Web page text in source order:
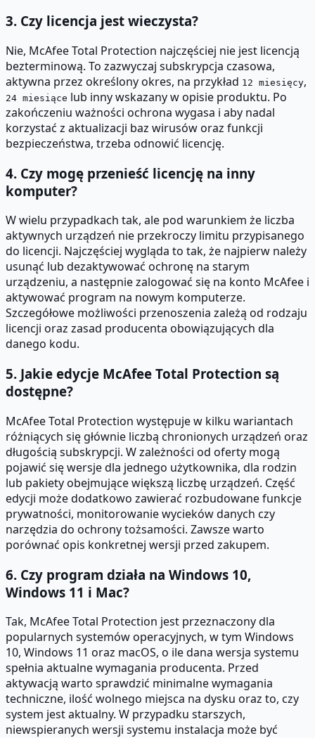
3. Czy licencja jest wieczysta?
Nie, McAfee Total Protection najczęściej nie jest licencją
bezterminową. To zazwyczaj subskrypcja czasowa,
aktywna przez określony okres, na przykład 12 miesięcy,
24 miesiące lub inny wskazany w opisie produktu. Po
zakończeniu ważności ochrona wygasa i aby nadal
korzystać z aktualizacji baz wirusów oraz funkcji
bezpieczeństwa, trzeba odnowić licencję.
4. Czy mogę przenieść licencję na inny
komputer?
W wielu przypadkach tak, ale pod warunkiem że liczba
aktywnych urządzeń nie przekroczy limitu przypisanego
do licencji. Najczęściej wygląda to tak, że najpierw należy
usunąć lub dezaktywować ochronę na starym
urządzeniu, a następnie zalogować się na konto McAfee i
aktywować program na nowym komputerze.
Szczegółowe możliwości przenoszenia zależą od rodzaju
licencji oraz zasad producenta obowiązujących dla
danego kodu.
5. Jakie edycje McAfee Total Protection są
dostępne?
McAfee Total Protection występuje w kilku wariantach
różniących się głównie liczbą chronionych urządzeń oraz
długością subskrypcji. W zależności od oferty mogą
pojawić się wersje dla jednego użytkownika, dla rodzin
lub pakiety obejmujące większą liczbę urządzeń. Część
edycji może dodatkowo zawierać rozbudowane funkcje
prywatności, monitorowanie wycieków danych czy
narzędzia do ochrony tożsamości. Zawsze warto
porównać opis konkretnej wersji przed zakupem.
6. Czy program działa na Windows 10,
Windows 11 i Mac?
Tak, McAfee Total Protection jest przeznaczony dla
popularnych systemów operacyjnych, w tym Windows
10, Windows 11 oraz macOS, o ile dana wersja systemu
spełnia aktualne wymagania producenta. Przed
aktywacją warto sprawdzić minimalne wymagania
techniczne, ilość wolnego miejsca na dysku oraz to, czy
system jest aktualny. W przypadku starszych,
niewspieranych wersji systemu instalacja może być